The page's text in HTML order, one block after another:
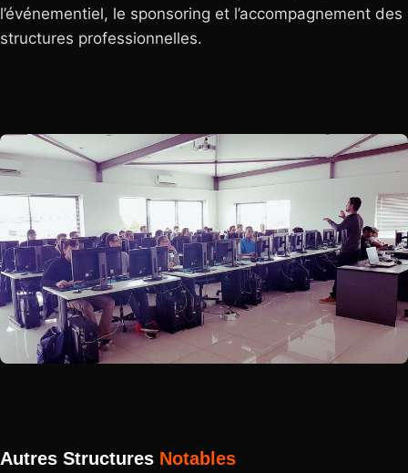
l’événementiel, le sponsoring et l’accompagnement des
structures professionnelles.
Autres Structures Notables